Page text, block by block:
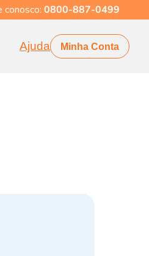
conosco: 0800-887-0499
Ajuda Minha Conta